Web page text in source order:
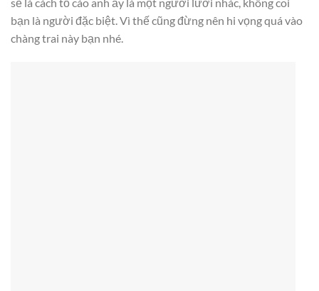
bạn là người đặc biệt. Vì thế cũng đừng nên hi vọng quá vào
chàng trai này bạn nhé.